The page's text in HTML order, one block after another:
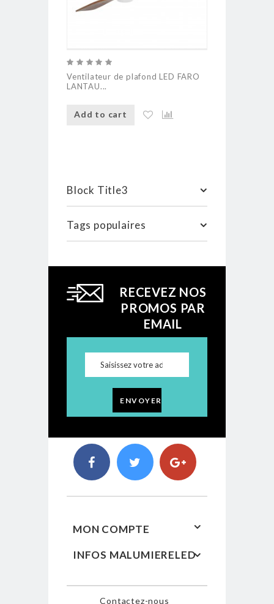
Ventilateur de plafond LED FARO
LANTAU...
Add to cart
Block Title3
Tags populaires
RECEVEZ NOS
PROMOS PAR
EMAIL
ENVOYER
MON COMPTE
INFOS MALUMIERELED
Contactez-nous